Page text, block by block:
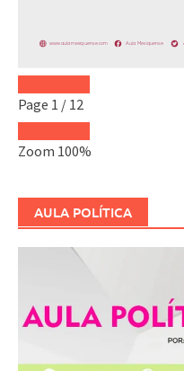
Page 1 / 12
Zoom 100%
AULA POLÍTICA